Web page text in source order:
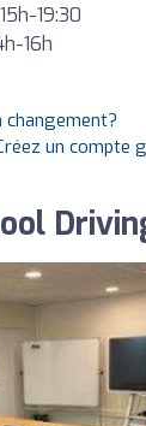
19:30
16h
changement?
un compte